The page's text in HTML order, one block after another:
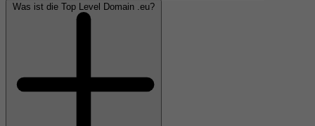
Was ist die Top Level Domain .eu?